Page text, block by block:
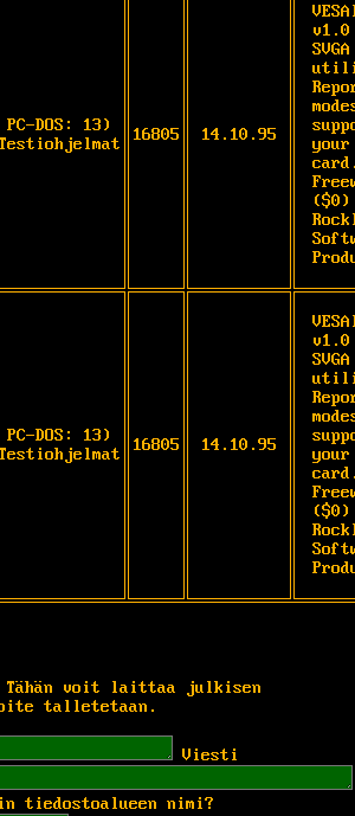
PC-DOS: 13)
Testiohjelmat
16805 14.10.95
v1.0
SVGA
your
($0)
PC-DOS: 13)
Testiohjelmat
16805 14.10.95
v1.0
SVGA
your
($0)
Tähän voit laittaa julkisen
talletetaan.
Viesti
tiedostoalueen nimi?